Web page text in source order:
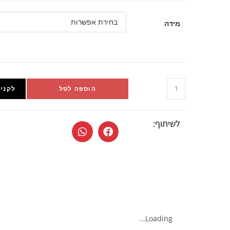
מידה
הוספה לסל
לשיתוף:
Loading...